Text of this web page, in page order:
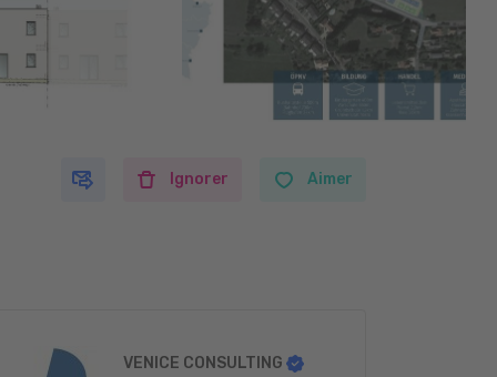
Ignorer Aimer
VENICE CONSULTING